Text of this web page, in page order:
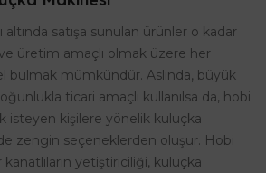
altında satışa sunulan ürünler o kadar
üretim amaçlı olmak üzere her
bulmak mümkündür. Aslında, büyük
ticari amaçlı kullanılsa da, hobi
isteyen kişilere yönelik kuluçka
zengin seçeneklerden oluşur. Hobi
yetiştiriciliği, kuluçka